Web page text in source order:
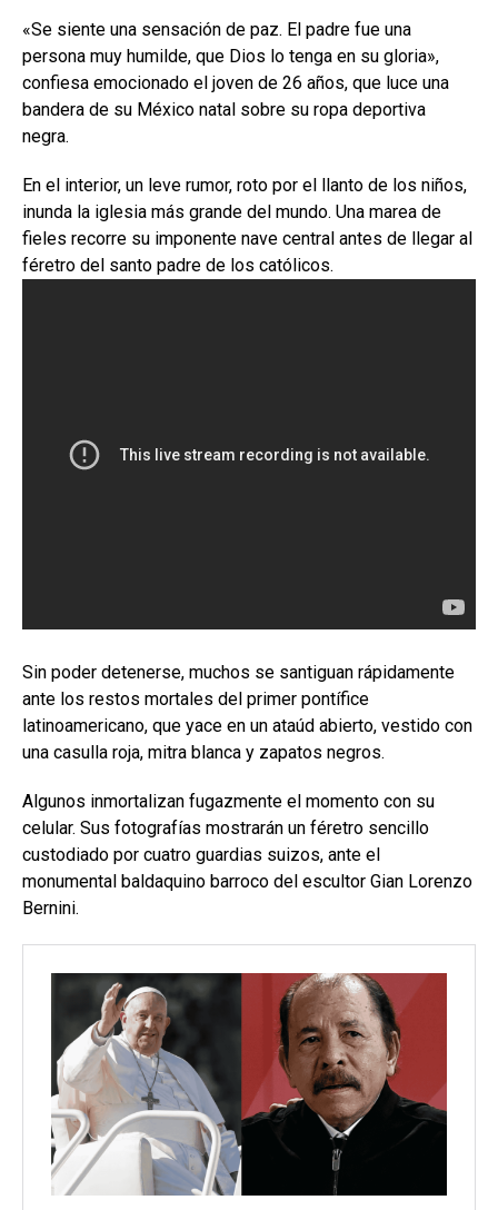
«Se siente una sensación de paz. El padre fue una
persona muy humilde, que Dios lo tenga en su gloria»,
confiesa emocionado el joven de 26 años, que luce una
bandera de su México natal sobre su ropa deportiva
negra.
En el interior, un leve rumor, roto por el llanto de los niños,
inunda la iglesia más grande del mundo. Una marea de
fieles recorre su imponente nave central antes de llegar al
féretro del santo padre de los católicos.
Sin poder detenerse, muchos se santiguan rápidamente
ante los restos mortales del primer pontífice
latinoamericano, que yace en un ataúd abierto, vestido con
una casulla roja, mitra blanca y zapatos negros.
Algunos inmortalizan fugazmente el momento con su
celular. Sus fotografías mostrarán un féretro sencillo
custodiado por cuatro guardias suizos, ante el
monumental baldaquino barroco del escultor Gian Lorenzo
Bernini.